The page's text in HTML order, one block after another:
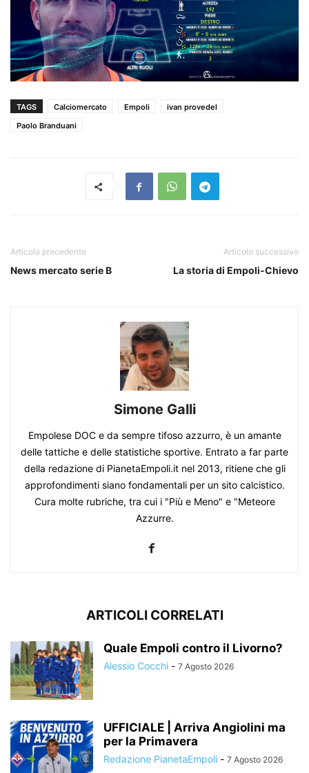
TAGS Calciomercato Empoli
ivan provedel
Paolo Branduani
Articolo precedente
News mercato serie B
Articolo successivo
La storia di Empoli-Chievo
Simone Galli
Empolese DOC e da sempre tifoso azzurro, è un amante
delle tattiche e delle statistiche sportive. Entrato a far parte
della redazione di PianetaEmpoli.it nel 2013, ritiene che gli
approfondimenti siano fondamentali per un sito calcistico.
Cura molte rubriche, tra cui i "Più e Meno" e "Meteore
Azzurre.
ARTICOLI CORRELATI
Quale Empoli contro il Livorno?
Alessio Cocchi - 7 Agosto 2026
UFFICIALE | Arriva Angiolini ma
per la Primavera
Redazione PianetaEmpoli - 7 Agosto 2026